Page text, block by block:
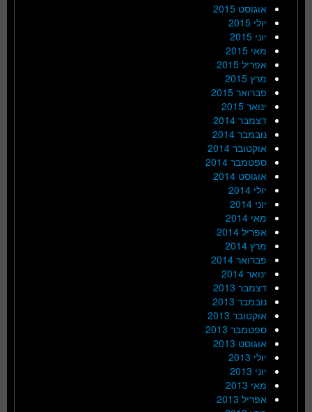
אוגוסט 2015
יולי 2015
יוני 2015
מאי 2015
אפריל 2015
מרץ 2015
פברואר 2015
ינואר 2015
דצמבר 2014
נובמבר 2014
אוקטובר 2014
ספטמבר 2014
אוגוסט 2014
יולי 2014
יוני 2014
מאי 2014
אפריל 2014
מרץ 2014
פברואר 2014
ינואר 2014
דצמבר 2013
נובמבר 2013
אוקטובר 2013
ספטמבר 2013
אוגוסט 2013
יולי 2013
יוני 2013
מאי 2013
אפריל 2013